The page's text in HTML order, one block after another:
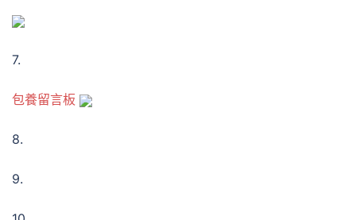
7.
包養留言板
8.
9.